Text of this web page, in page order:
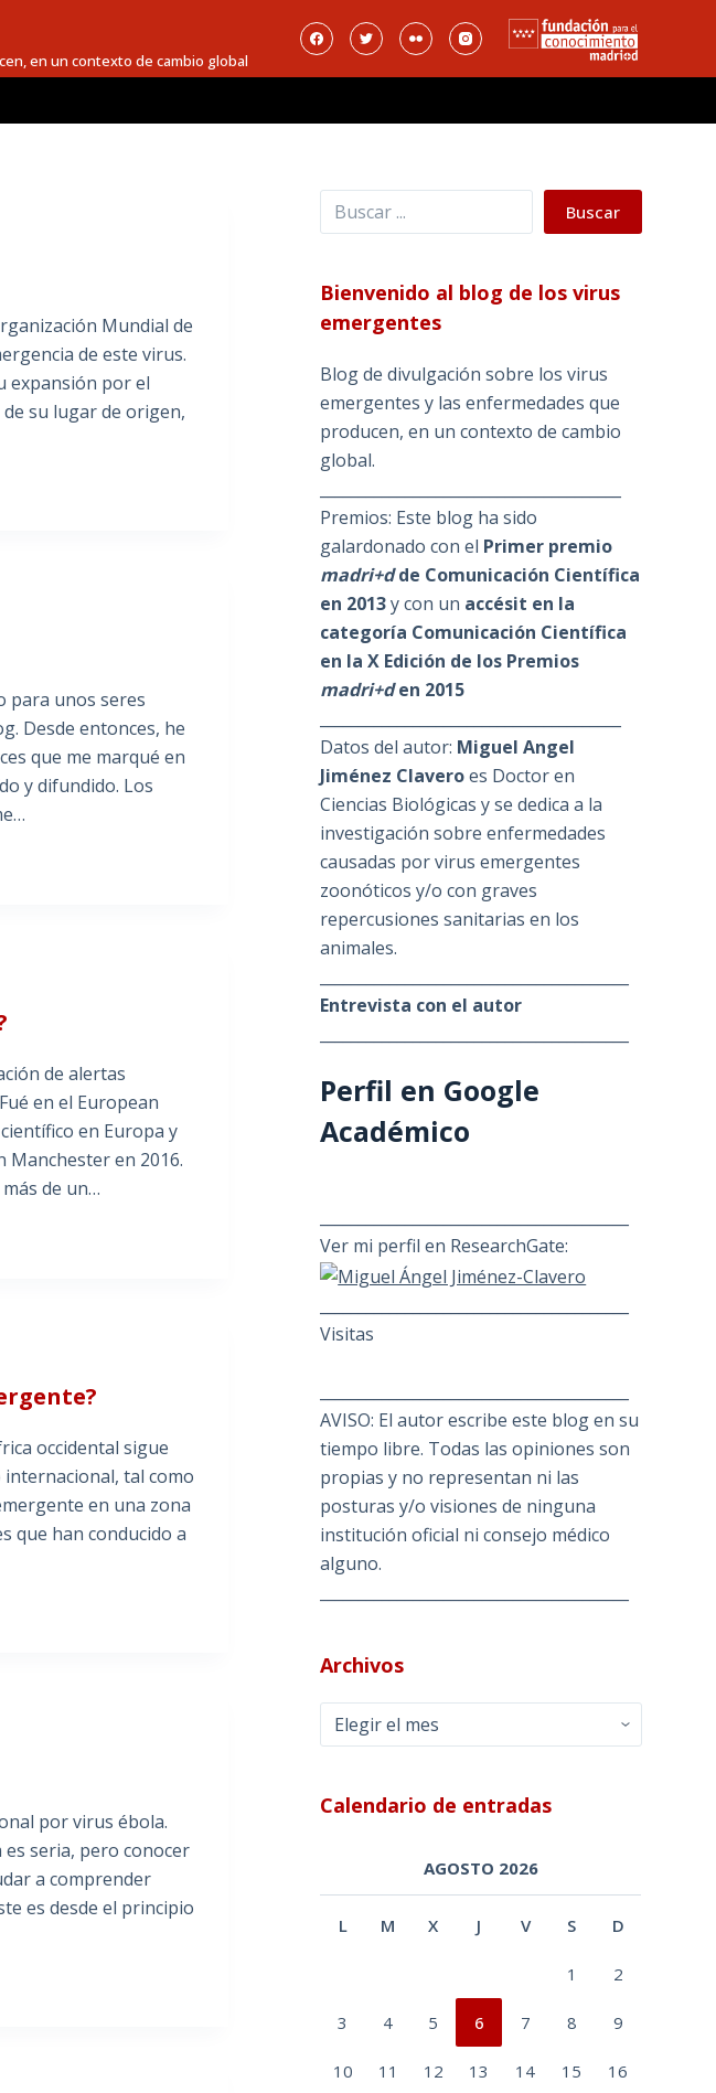
en un contexto de cambio global
Mundial de
de este virus.
expansión por el
su lugar de origen,
para unos seres
Desde entonces, he
que me marqué en
y difundido. Los
de alertas
en el European
en Europa y
Manchester en 2016.
de un…
occidental sigue
tal como
en una zona
que han conducido a
por virus ébola.
es seria, pero conocer
a comprender
es desde el principio
Buscar Buscar
Bienvenido al blog de los virus
emergentes
Blog de divulgación sobre los virus
emergentes y las enfermedades que
producen, en un contexto de cambio
global.
Premios: Este blog ha sido
galardonado con el Primer premio
madri+dde Comunicación Científica
en 2013y con un accésit en la
categoría Comunicación Científica
en la X Edición de los Premios
madri+den 2015
Datos del autor: Miguel Angel
Jiménez Claveroes Doctor en
Ciencias Biológicas y se dedica a la
investigación sobre enfermedades
causadas por virus emergentes
zoonóticos y/o con graves
repercusiones sanitarias en los
animales.
Entrevista con el autor
Perfil en Google
Académico
Ver mi perfil en ResearchGate:
Visitas
AVISO: El autor escribe este blog en su
tiempo libre. Todas las opiniones son
propias y no representan ni las
posturas y/o visiones de ninguna
institución oficial ni consejo médico
alguno.
Archivos
Archivos
Calendario de entradas
AGOSTO 2026
L M X J V S D
1 2
3 4 5 6 7 8 9
10 11 12 13 14 15 16